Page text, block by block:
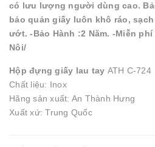
có lưu lượng người dùng cao.
bảo quản giấy luôn khô ráo,
ướt. -Bảo Hành :2 Năm. -Miễn
Nôi/
Hộp đựng giấy lau tay ATH C-724
Chất liệu: Inox
Hãng sản xuất: An Thành Hưng
Xuất xứ: Trung Quốc